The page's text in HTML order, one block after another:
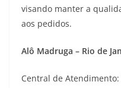
visando manter a
aos pedidos.
Alô Madruga – Rio de
Central de Atendimento: